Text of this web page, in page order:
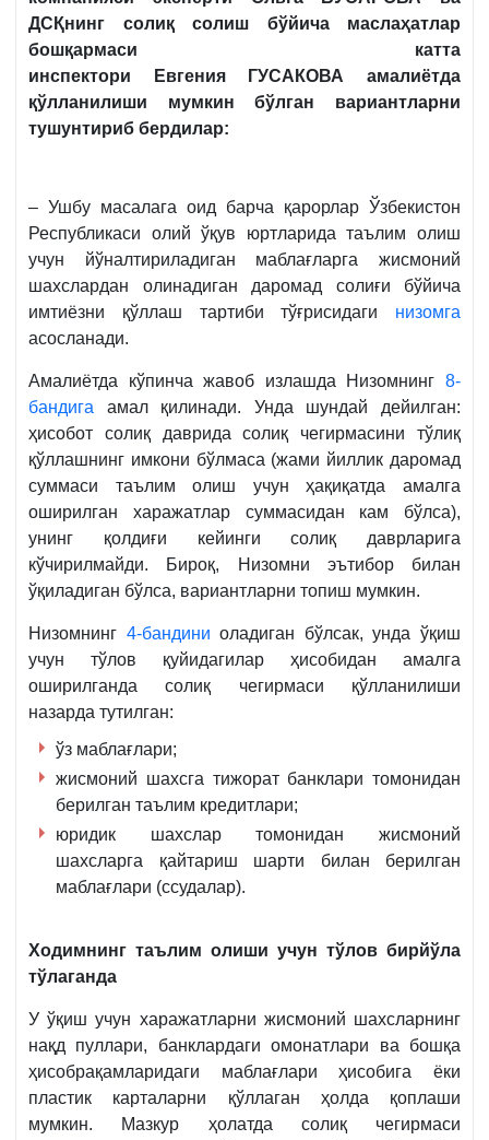
ДСҚнинг солиқ солиш бўйича маслаҳатлар
бошқармаси катта
инспектори Евгения ГУСАКОВА амалиётда
қўлланилиши мумкин бўлган вариантларни
тушунтириб бердилар:
– Ушбу масалага оид барча қарорлар Ўзбекистон
Республикаси олий ўқув юртларида таълим олиш
учун йўналтириладиган маблағларга жисмоний
шахслардан олинадиган даромад солиғи бўйича
имтиёзни қўллаш тартиби тўғрисидаги низомга
асосланади.
Амалиётда кўпинча жавоб излашда Низомнинг 8-
бандига амал қилинади. Унда шундай дейилган:
ҳисобот солиқ даврида солиқ чегирмасини тўлиқ
қўллашнинг имкони бўлмаса (жами йиллик даромад
суммаси таълим олиш учун ҳақиқатда амалга
оширилган харажатлар суммасидан кам бўлса),
унинг қолдиғи кейинги солиқ даврларига
кўчирилмайди. Бироқ, Низомни эътибор билан
ўқиладиган бўлса, вариантларни топиш мумкин.
Низомнинг 4-бандини оладиган бўлсак, унда ўқиш
учун тўлов қуйидагилар ҳисобидан амалга
оширилганда солиқ чегирмаси қўлланилиши
назарда тутилган:
ўз маблағлари;
жисмоний шахсга тижорат банклари томонидан
берилган таълим кредитлари;
юридик шахслар томонидан жисмоний
шахсларга қайтариш шарти билан берилган
маблағлари (ссудалар).
Ходимнинг таълим олиши учун тўлов бирйўла
тўлаганда
У ўқиш учун харажатларни жисмоний шахсларнинг
нақд пуллари, банклардаги омонатлари ва бошқа
ҳисобрақамларидаги маблағлари ҳисобига ёки
пластик карталарни қўллаган ҳолда қоплаши
мумкин. Мазкур ҳолатда солиқ чегирмаси